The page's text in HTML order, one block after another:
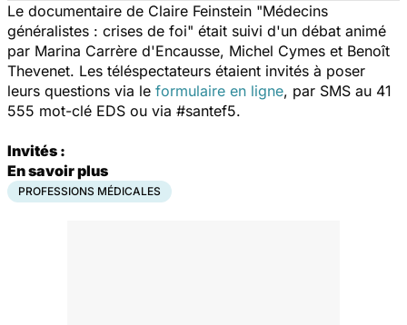
Le documentaire de Claire Feinstein "Médecins
généralistes : crises de foi" était suivi d'un débat animé
par Marina Carrère d'Encausse, Michel Cymes et Benoît
Thevenet. Les téléspectateurs étaient invités à poser
leurs questions via le formulaire en ligne, par SMS au 41
555 mot-clé EDS ou via #santef5.
Invités :
En savoir plus
PROFESSIONS MÉDICALES